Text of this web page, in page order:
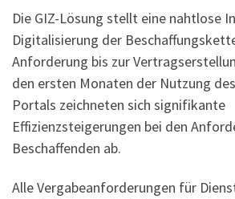
Die GIZ-Lösung stellt eine nahtlose
Digitalisierung der
Anforderung bis zur
den ersten Monaten der Nutzung
Portals zeichneten sich signifikante
Effizienzsteigerungen bei den
Beschaffenden ab.
Alle Vergabeanforderungen für